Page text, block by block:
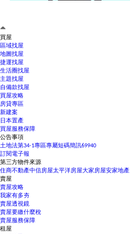
買屋
區域找屋
地圖找屋
捷運找屋
生活圈找屋
主題找屋
自備款找屋
買屋攻略
房貸專區
新建案
日本置產
買屋服務保障
公告事項
土地法第34-1專區專屬短碼簡訊69940
訂閱電子報
第三方物件來源
住商不動產中信房屋太平洋房屋大家房屋安家地產
賣屋
賣屋攻略
我家有多夯
賣屋透視鏡
賣屋要繳什麼稅
賣屋服務保障
租屋